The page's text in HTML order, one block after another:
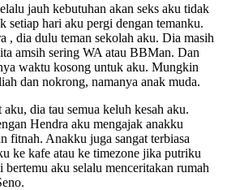
jauh kebutuhan akan seks aku tidak
setiap hari aku pergi dengan temanku.
, dia dulu teman sekolah aku. Dia masih
amsih sering WA atau BBMan. Dan
waktu kosong untuk aku. Mungkin
dan nokrong, namanya anak muda.
dia tau semua keluh kesah aku.
Hendra aku mengajak anakku
fitnah. Anakku juga sangat terbiasa
ke kafe atau ke timezone jika putriku
aku selalu menceritakan rumah